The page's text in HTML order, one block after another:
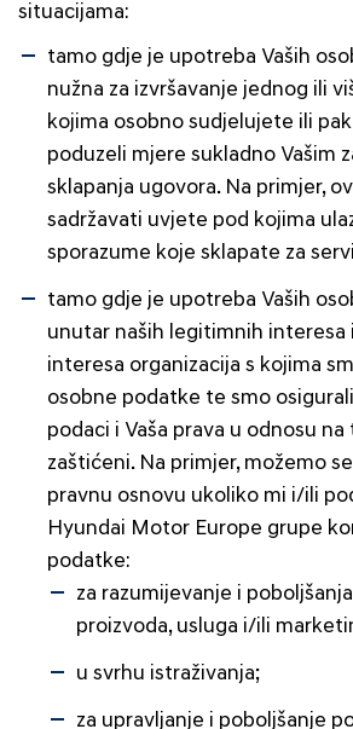
situacijama:
tamo gdje je upotreba Vaših
nužna za izvršavanje jednog ili
kojima osobno sudjelujete ili
poduzeli mjere sukladno Vašim
sklapanja ugovora. Na primjer,
sadržavati uvjete pod kojima
sporazume koje sklapate za
tamo gdje je upotreba Vaših
unutar naših legitimnih interesa
interesa organizacija s kojima
osobne podatke te smo
podaci i Vaša prava u odnosu
zaštićeni. Na primjer, možemo
pravnu osnovu ukoliko mi i/ili
Hyundai Motor Europe grupe
podatke:
za razumijevanje i
proizvoda, usluga i/ili
u svrhu istraživanja;
za upravljanje i poboljšanje